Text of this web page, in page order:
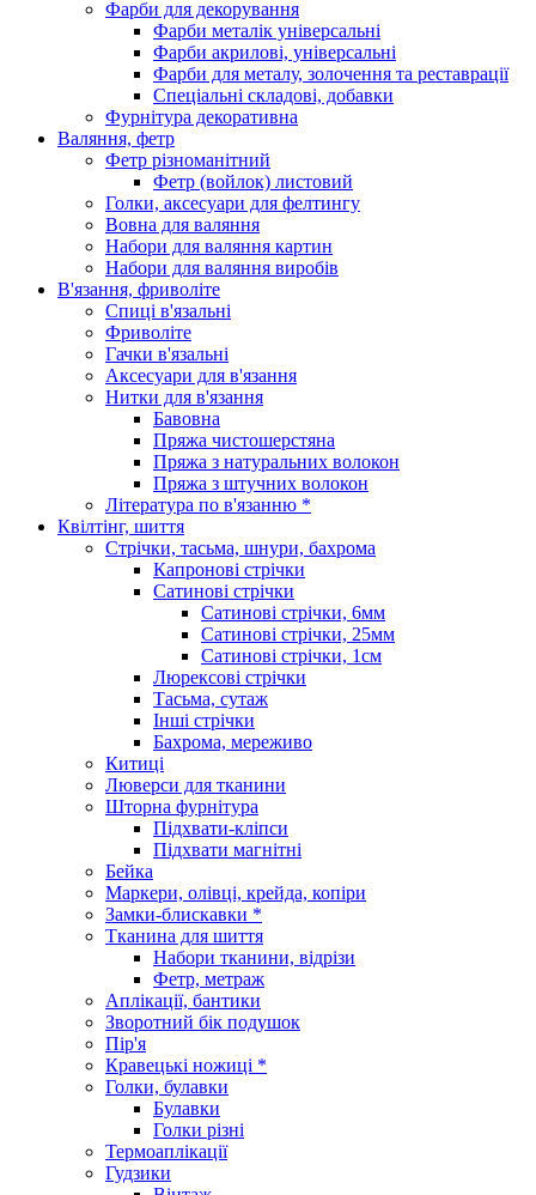
Фарби для декорування
Фарби металік універсальні
Фарби акрилові, універсальні
Фарби для металу, золочення та реставрації
Спеціальні складові, добавки
Фурнітура декоративна
Валяння, фетр
Фетр різноманітний
Фетр (войлок) листовий
Голки, аксесуари для фелтингу
Вовна для валяння
Набори для валяння картин
Набори для валяння виробів
В'язання, фриволіте
Спиці в'язальні
Фриволіте
Гачки в'язальні
Аксесуари для в'язання
Нитки для в'язання
Бавовна
Пряжа чистошерстяна
Пряжа з натуральних волокон
Пряжа з штучних волокон
Література по в'язанню *
Квілтінг, шиття
Стрічки, тасьма, шнури, бахрома
Капронові стрічки
Сатинові стрічки
Сатинові стрічки, 6мм
Сатинові стрічки, 25мм
Сатинові стрічки, 1см
Люрексові стрічки
Тасьма, сутаж
Інші стрічки
Бахрома, мереживо
Китиці
Люверси для тканини
Шторна фурнітура
Підхвати-кліпси
Підхвати магнітні
Бейка
Маркери, олівці, крейда, копіри
Замки-блискавки *
Тканина для шиття
Набори тканини, відрізи
Фетр, метраж
Аплікації, бантики
Зворотний бік подушок
Пір'я
Кравецькі ножиці *
Голки, булавки
Булавки
Голки різні
Термоаплікації
Гудзики